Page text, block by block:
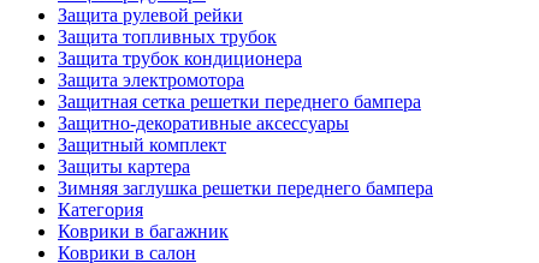
Защита рулевой рейки
Защита топливных трубок
Защита трубок кондиционера
Защита электромотора
Защитная сетка решетки переднего бампера
Защитно-декоративные аксессуары
Защитный комплект
Защиты картера
Зимняя заглушка решетки переднего бампера
Категория
Коврики в багажник
Коврики в салон